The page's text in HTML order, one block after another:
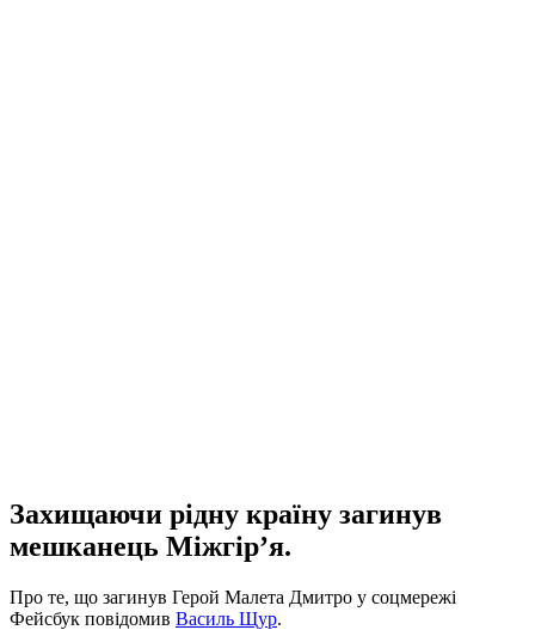
Захищаючи рідну країну загинув
мешканець Міжгір’я.
Про те, що загинув Герой Малета Дмитро у соцмережі
Фейсбук повідомив Василь Щур.